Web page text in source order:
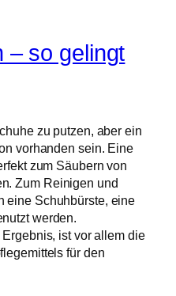
– so gelingt
zu putzen, aber ein
vorhanden sein. Eine
zum Säubern von
Zum Reinigen und
eine Schuhbürste, eine
werden.
ist vor allem die
für den